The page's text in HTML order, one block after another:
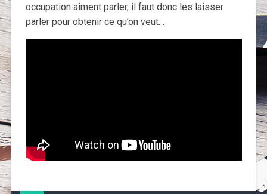
occupation aiment parler, il faut donc les laisser
parler pour obtenir ce qu’on veut…